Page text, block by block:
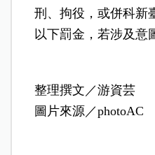
刑、拘役，或併科新
以下罰金，若涉及意
整理撰文／游資芸
圖片來源／photoAC